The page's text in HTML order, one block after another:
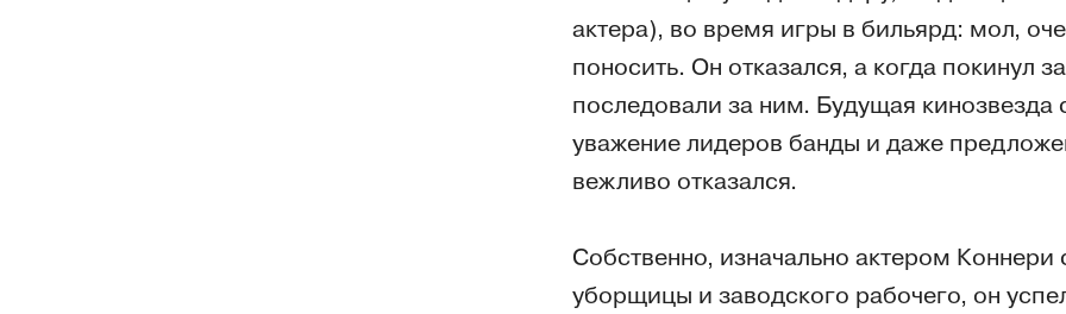
актера), во время игры в бильярд: мол,
поносить. Он отказался, а когда покинул
последовали за ним. Будущая кинозвезда
уважение лидеров банды и даже
вежливо отказался.
Собственно, изначально актером
уборщицы и заводского рабочего, он